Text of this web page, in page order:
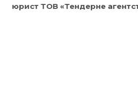
юрист ТОВ «Тендерне